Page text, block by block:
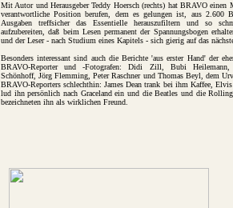
Mit Autor und Herausgeber Teddy Hoersch (rechts) hat BRAVO einen
verantwortliche Position berufen, dem es gelungen ist, aus 2.600
Ausgaben treffsicher das Essentielle herauszufiltern und so
aufzubereiten, daß beim Lesen permanent der Spannungsbogen
und der Leser - nach Studium eines Kapitels - sich gierig auf das
Besonders interessant sind auch die Berichte 'aus erster Hand' der
BRAVO-Reporter und -Fotografen: Didi Zill, Bubi
Schönhoff, Jörg Flemming, Peter Raschner und Thomas Beyl, dem
BRAVO-Reporters schlechthin: James Dean trank bei ihm Kaffee,
lud ihn persönlich nach Graceland ein und die Beatles und die
bezeichneten ihn als wirklichen Freund.